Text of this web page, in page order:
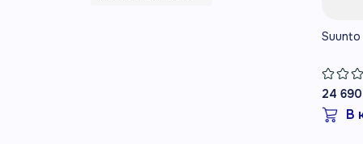
их
по
Suunto
24
В